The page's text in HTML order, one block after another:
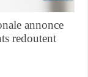
annonce
redoutent